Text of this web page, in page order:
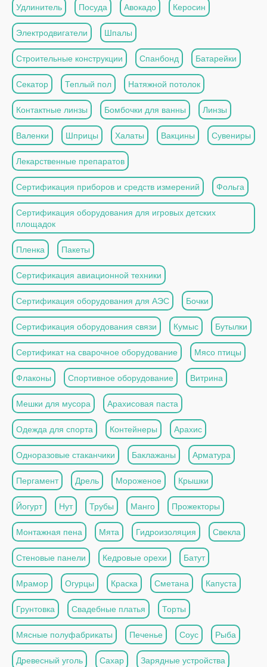
Удлинитель Посуда Авокадо Керосин
Электродвигатели Шпалы
Строительные конструкции Спанбонд Батарейки
Секатор Теплый пол Натяжной потолок
Контактные линзы Бомбочки для ванны Линзы
Валенки Шприцы Халаты Вакцины Сувениры
Лекарственные препаратов
Сертификация приборов и средств измерений Фольга
Сертификация оборудования для игровых детских
площадок
Пленка Пакеты
Сертификация авиационной техники
Сертификация оборудования для АЭС Бочки
Сертификация оборудования связи Кумыс Бутылки
Сертификат на сварочное оборудование Мясо птицы
Флаконы Спортивное оборудование Витрина
Мешки для мусора Арахисовая паста
Одежда для спорта Контейнеры Арахис
Одноразовые стаканчики Баклажаны Арматура
Пергамент Дрель Мороженое Крышки
Йогурт Нут Трубы Манго Прожекторы
Монтажная пена Мята Гидроизоляция Свекла
Стеновые панели Кедровые орехи Батут
Мрамор Огурцы Краска Сметана Капуста
Грунтовка Свадебные платья Торты
Мясные полуфабрикаты Печенье Соус Рыба
Древесный уголь Сахар Зарядные устройства